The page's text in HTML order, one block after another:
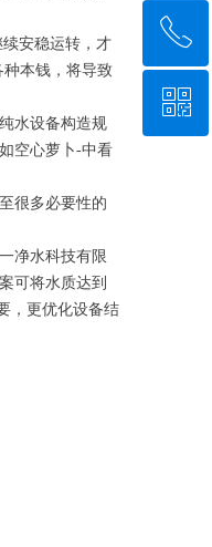
安稳运转，才
本钱，将导致
水设备构造规
空心萝卜-中看
很多必要性的
净水科技有限
可将水质达到
，更优化设备结
回到顶部
ꂅ
18392585641
ꀥ